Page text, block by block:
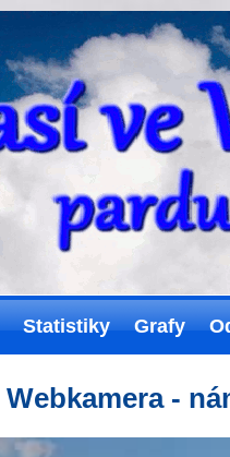
Statistiky Grafy
Webkamera -